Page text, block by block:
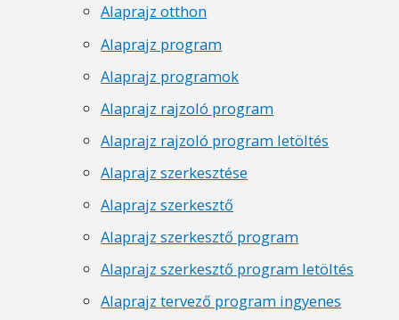
Alaprajz otthon
Alaprajz program
Alaprajz programok
Alaprajz rajzoló program
Alaprajz rajzoló program letöltés
Alaprajz szerkesztése
Alaprajz szerkesztő
Alaprajz szerkesztő program
Alaprajz szerkesztő program letöltés
Alaprajz tervező program ingyenes